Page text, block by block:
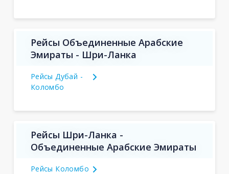
Рейсы Объединенные Арабские
Эмираты - Шри-Ланка
Рейсы Дубай -
Коломбо
Рейсы Шри-Ланка -
Объединенные Арабские Эмираты
Рейсы Коломбо